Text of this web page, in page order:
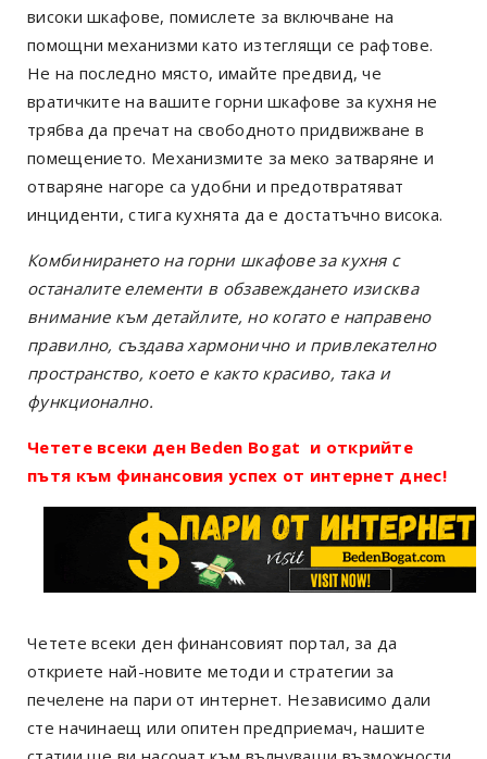
високи шкафове, помислете за включване на
помощни механизми като изтеглящи се рафтове.
Не на последно място, имайте предвид, че
вратичките на вашите горни шкафове за кухня не
трябва да пречат на свободното придвижване в
помещението. Механизмите за меко затваряне и
отваряне нагоре са удобни и предотвратяват
инциденти, стига кухнята да е достатъчно висока.
Комбинирането на горни шкафове за кухня с
останалите елементи в обзавеждането изисква
внимание към детайлите, но когато е направено
правилно, създава хармонично и привлекателно
пространство, което е както красиво, така и
функционално.
Четете всеки ден Beden Bogat и открийте
пътя към финансовия успех от интернет днес!
Четете всеки ден финансовият портал, за да
откриете най-новите методи и стратегии за
печелене на пари от интернет. Независимо дали
сте начинаещ или опитен предприемач, нашите